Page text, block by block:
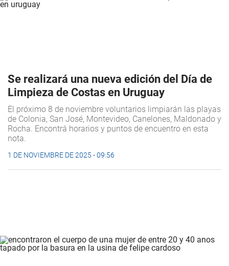
Se realizará una nueva edición del Día de
Limpieza de Costas en Uruguay
El próximo 8 de noviembre voluntarios limpiarán las playas
de Colonia, San José, Montevideo, Canelones, Maldonado y
Rocha. Encontrá horarios y puntos de encuentro en esta
nota.
1 DE NOVIEMBRE DE 2025 - 09:56